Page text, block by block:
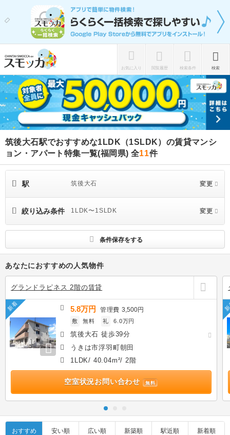
お気に入り 閲覧履歴 検索条件 検索
筑後大石駅でおすすめな1LDK（1SLDK）の賃貸マンシ
ョン・アパート特集一覧(福岡県) 全11件
駅 筑後大石 変更
絞り込み条件 1LDK〜1SLDK 変更
条件保存をする
あなたにおすすめの人気物件
グランドラピネス 2階の賃貸
新着 5.8万円 管理費3,500円
敷 無料 礼 6.0万円
筑後大石 徒歩39分
うきは市浮羽町朝田
1LDK/ 40.04m²/ 2階
空室状況お問い合わせ 無料
おすすめ 安い順 広い順 新築順 駅近順 新着順